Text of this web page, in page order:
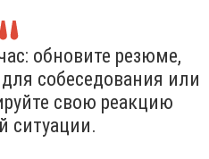
обновите резюме,
собеседования или
свою реакцию
ситуации.